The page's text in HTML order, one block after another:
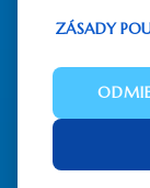
ZÁSADY